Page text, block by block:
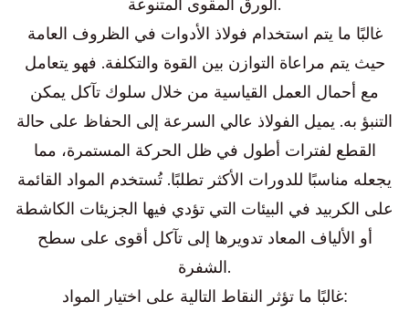
غالبًا ما يتم استخدام فولاذ الأدوات في الظروف العامة
حيث يتم مراعاة التوازن بين القوة والتكلفة. فهو يتعامل
مع أحمال العمل القياسية من خلال سلوك تآكل يمكن
التنبؤ به. يميل الفولاذ عالي السرعة إلى الحفاظ على حالة
القطع لفترات أطول في ظل الحركة المستمرة، مما
يجعله مناسبًا للدورات الأكثر تطلبًا. تُستخدم المواد القائمة
على الكربيد في البيئات التي تؤدي فيها الجزيئات الكاشطة
أو الألياف المعاد تدويرها إلى تآكل أقوى على سطح
الشفرة.
غالبًا ما تؤثر النقاط التالية على اختيار المواد: